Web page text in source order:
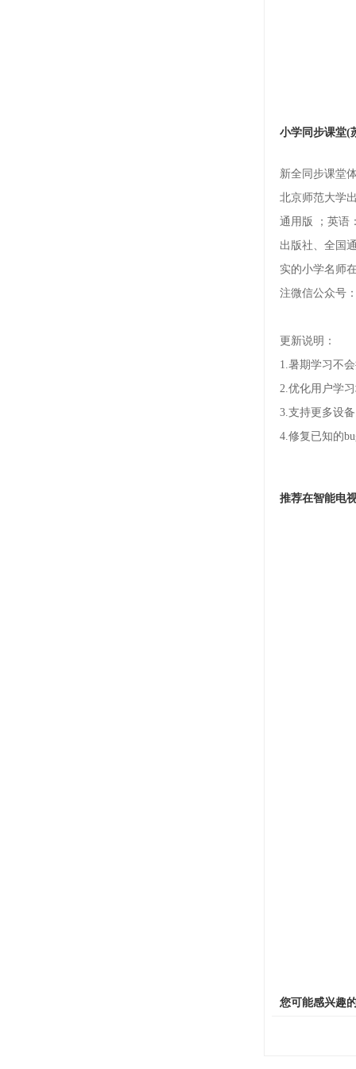
小学同步课堂(
新全同步课堂
北京师范大学
通用版 ；英语
出版社、全国
实的小学名师
注微信公众号
更新说明：
1.暑期学习不
2.优化用户学
3.支持更多设
4.修复已知的
推荐在智能电
您可能感兴趣